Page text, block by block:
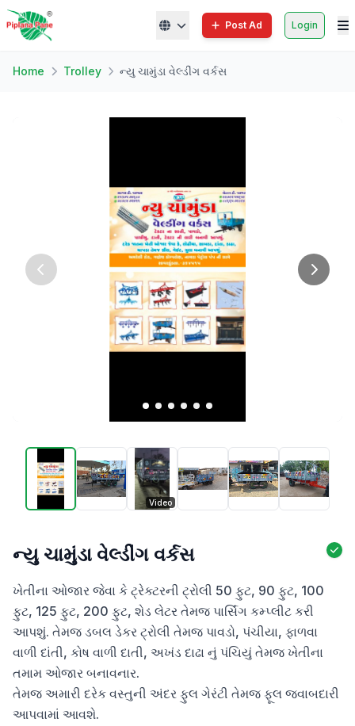
Post Ad Login
Home Trolley ન્યુ ચામુંડા વેલ્ડીંગ વર્કસ
Video
ન્યુ ચામુંડા વેલ્ડીંગ વર્કસ
ખેતીના ઓજાર જેવા કે ટ્રેક્ટરની ટ્રોલી 50 ફુટ, 90 ફુટ, 100
ફુટ, 125 ફુટ, 200 ફુટ, શેડ લેટર તેમજ પાર્સિંગ કમ્પ્લીટ કરી
આપશું. તેમજ ડબલ ડેકર ટ્રોલી તેમજ પાવડો, પંચીયા, ફાળવા
વાળી દાંતી, કોષ વાળી દાતી, અખંડ દાઢા નું પંચિયું તેમજ ખેતીના
તમામ ઓજાર બનાવનાર.
તેમજ અમારી દરેક વસ્તુની અંદર ફુલ ગેરંટી તેમજ ફૂલ જવાબદારી
આપવામાં આવશે.